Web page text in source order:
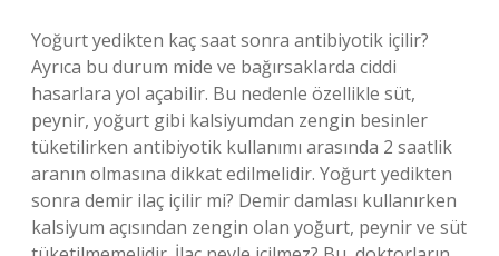
Yoğurt yedikten kaç saat sonra antibiyotik içilir?
Ayrıca bu durum mide ve bağırsaklarda ciddi
hasarlara yol açabilir. Bu nedenle özellikle süt,
peynir, yoğurt gibi kalsiyumdan zengin besinler
tüketilirken antibiyotik kullanımı arasında 2 saatlik
aranın olmasına dikkat edilmelidir. Yoğurt yedikten
sonra demir ilaç içilir mi? Demir damlası kullanırken
kalsiyum açısından zengin olan yoğurt, peynir ve süt